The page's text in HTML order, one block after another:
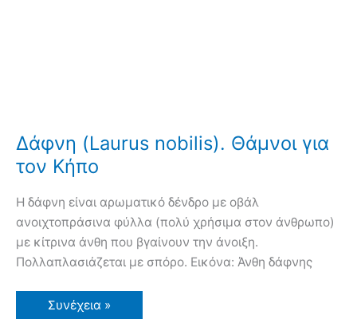
Δάφνη (Laurus nobilis). Θάμνοι για
τον Κήπο
Η δάφνη είναι αρωματικό δένδρο με οβάλ
ανοιχτοπράσινα φύλλα (πολύ χρήσιμα στον άνθρωπο)
με κίτρινα άνθη που βγαίνουν την άνοιξη.
Πολλαπλασιάζεται με σπόρο. Εικόνα: Άνθη δάφνης
Δάφνη
(Laurus
Συνέχεια »